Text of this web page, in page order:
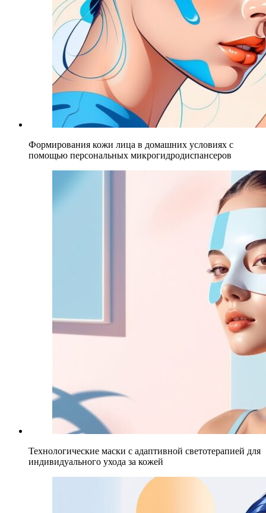
Формирования кожи лица в домашних условиях с
помощью персональных микрогидродиспансеров
Технологические маски с адаптивной светотерапией для
индивидуального ухода за кожей